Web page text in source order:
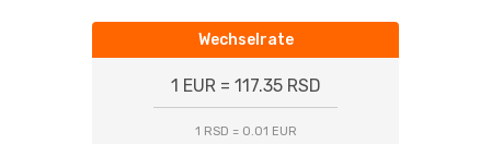
Wechselrate
1 EUR = 117.35 RSD
1 RSD = 0.01 EUR